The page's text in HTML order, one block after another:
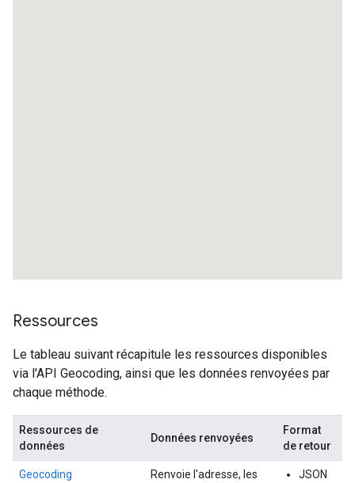
Ressources
Le tableau suivant récapitule les ressources disponibles
via l'API Geocoding, ainsi que les données renvoyées par
chaque méthode.
Ressources de
données
Données renvoyées
Format
de retour
Geocoding
Renvoie l'adresse, les
JSON